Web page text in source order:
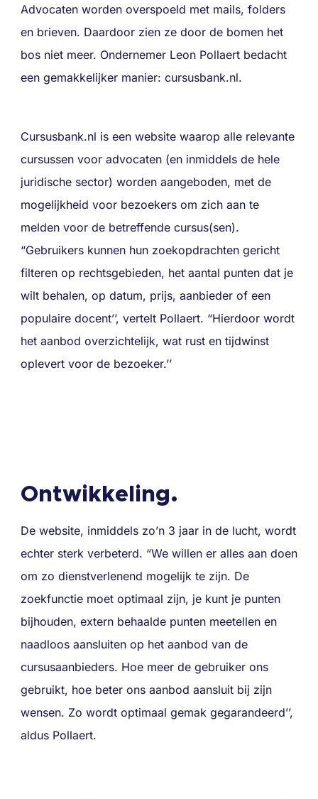
Advocaten worden overspoeld met mails, folders
en brieven. Daardoor zien ze door de bomen het
bos niet meer. Ondernemer Leon Pollaert bedacht
een gemakkelijker manier: cursusbank.nl.
Cursusbank.nl is een website waarop alle relevante
cursussen voor advocaten (en inmiddels de hele
juridische sector) worden aangeboden, met de
mogelijkheid voor bezoekers om zich aan te
melden voor de betreffende cursus(sen).
“Gebruikers kunnen hun zoekopdrachten gericht
filteren op rechtsgebieden, het aantal punten dat je
wilt behalen, op datum, prijs, aanbieder of een
populaire docent’’, vertelt Pollaert. “Hierdoor wordt
het aanbod overzichtelijk, wat rust en tijdwinst
oplevert voor de bezoeker.’’
Ontwikkeling.
De website, inmiddels zo’n 3 jaar in de lucht, wordt
echter sterk verbeterd. “We willen er alles aan doen
om zo dienstverlenend mogelijk te zijn. De
zoekfunctie moet optimaal zijn, je kunt je punten
bijhouden, extern behaalde punten meetellen en
naadloos aansluiten op het aanbod van de
cursusaanbieders. Hoe meer de gebruiker ons
gebruikt, hoe beter ons aanbod aansluit bij zijn
wensen. Zo wordt optimaal gemak gegarandeerd’’,
aldus Pollaert.